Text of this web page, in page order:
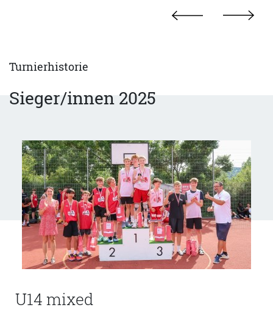
Turnierhistorie
Sieger/innen 2025
U14 mixed